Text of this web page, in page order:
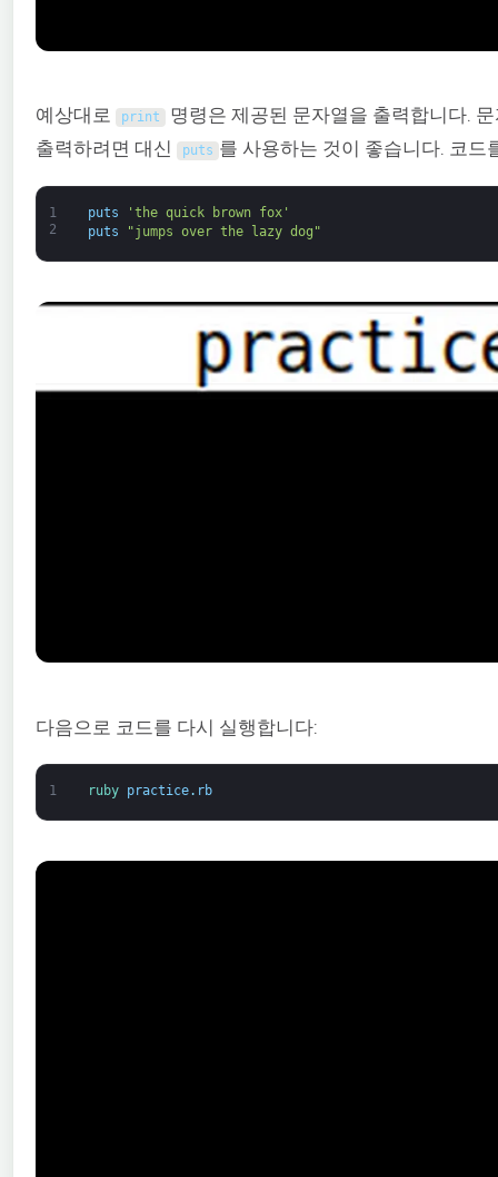
예상대로 print 명령은 제공된 문자열을 출력합니다.
출력하려면 대신
puts 를 사용하는 것이 좋습니다. 코드
1
2
puts
'the quick brown fox'
puts
"jumps over the lazy dog"
다음으로 코드를 다시 실행합니다:
1 ruby practice. rb